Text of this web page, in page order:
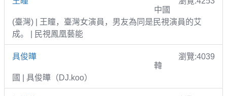
中國
(臺灣) | 王瞳，臺灣女演員，男友為同是民視演員的艾
成。 | 民視鳳凰藝能
具俊曄
瀏覽:4039
韓
國 | 具俊曄（DJ.koo）